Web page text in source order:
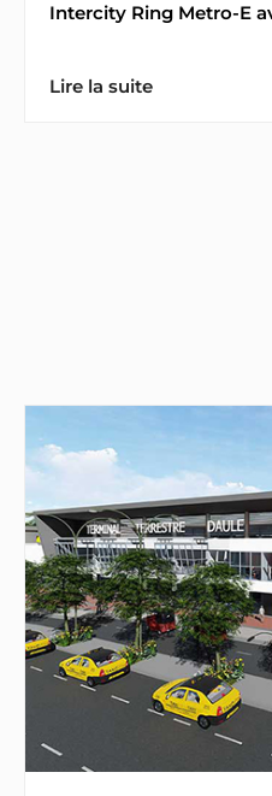
Intercity Ring Metro-E
Lire la suite